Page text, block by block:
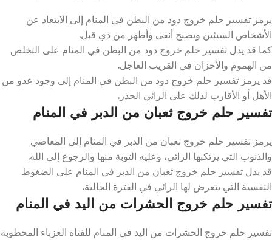
يرمز تفسير حلم خروج دود من البطن في المنام إلى الابتعاد عن
الأشخاص السيئين ويصبح أنقى وأطهر من ذي قبل.
كما قد يدل تفسير حلم خروج دود من البطن في المنام على التخلص
من الهموم والأحزان في القريب العاجل.
قد يرمز تفسير حلم خروج دود من البطن في المنام إلى وجود عدو من
الأهل أو الأقارب لذلك على الرائي الحذر.
تفسير حلم خروج ثعبان من الدبر في المنام
يرمز تفسير حلم خروج ثعبان من الدبر في المنام إلى المعاصي
والذنوب التي يرتكبها الرائي، وعليه التوبة منها والرجوع إلى الله.
قد يدل تفسير حلم خروج ثعبان من الدبر في المنام على الضغوط
النفسية التي يتعرض لها الرائي في الفترة الحالية.
تفسير حلم خروج الحشرات من اليد في المنام
تفسير حلم خروج الحشرات من اليد في المنام للفتاة العزباء المخطوبة